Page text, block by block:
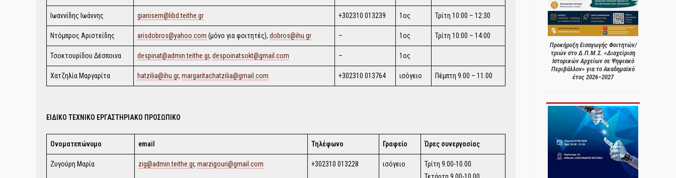
Ιωαννίδης Ιωάννης gianisem@libd.teithe.gr +302310 013239 1ος Τρίτη 10:00 – 12:30
Ντόμπρος Αριστείδης arisdobros@yahoo.com (μόνο για φοιτητές), dobros@ihu.gr – 1ος Τρίτη 10:00 – 14:00
Τσοκτουρίδου Δέσποινα despinat@admin.teithe.gr, despoinatsokt@gmail.com – 1ος
Χατζηλία Μαργαρίτα hatzilia@ihu.gr, margaritachatzilia@gmail.com +302310 013764 ισόγειο Πέμπτη 9.00 – 11.00
ΕΙΔΙΚΟ ΤΕΧΝΙΚΟ ΕΡΓΑΣΤΗΡΙΑΚΟ ΠΡΟΣΩΠΙΚΟ
Ονοματεπώνυμο email Τηλέφωνο Γραφείο Ώρες συνεργασίας
Ζυγούρη Μαρία zig@admin.teithe.gr, marzigouri@gmail.com +302310 013228 ισόγειο
Τρίτη 9.00-10.00.
Προκήρυξη Εισαγωγής Φοιτητών/
τριών στο Δ.Π.Μ.Σ. «Διαχείριση
Ιστορικών Αρχείων σε Ψηφιακό
Περιβάλλον» για το Ακαδημαϊκό
έτος 2026–2027